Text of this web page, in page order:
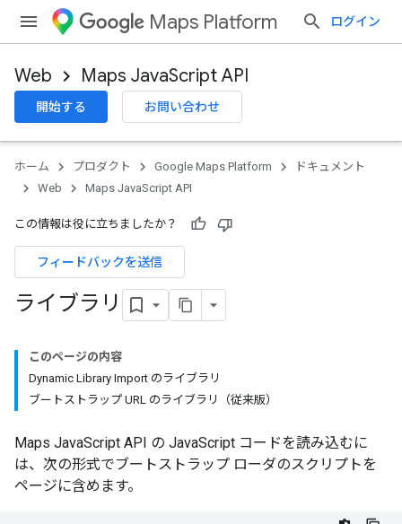
Maps Platform ログイン
Web Maps JavaScript API
開始する お問い合わせ
ホーム プロダクト Google Maps Platform
ドキュメント
Web
Maps JavaScript API
この情報は役に立ちましたか？
フィードバックを送信
ライブラリ
このページの内容
Dynamic Library Import のライブラリ
ブートストラップ URL のライブラリ（従来版）
Maps JavaScript API の JavaScript コードを読み込むに
は、次の形式でブートストラップ ローダのスクリプトを
ページに含めます。